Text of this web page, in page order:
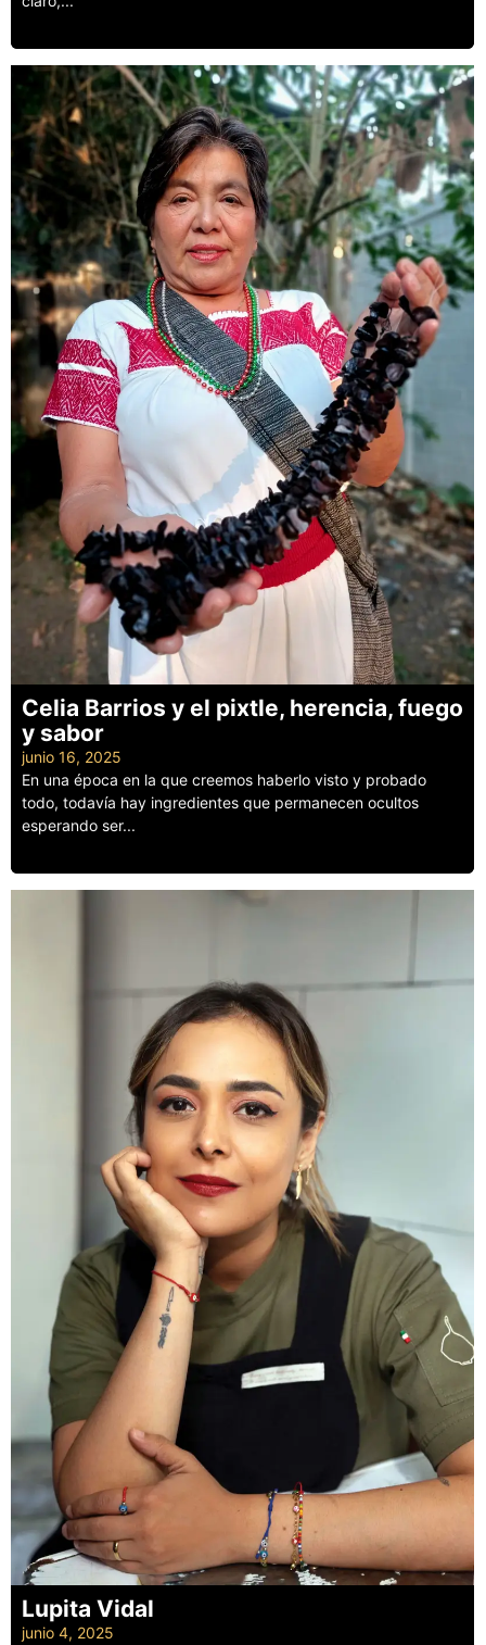
Celia Barrios y el pixtle, herencia, fuego
y sabor
junio 16, 2025
En una época en la que creemos haberlo visto y probado
todo, todavía hay ingredientes que permanecen ocultos
esperando ser...
Lupita Vidal
junio 4, 2025